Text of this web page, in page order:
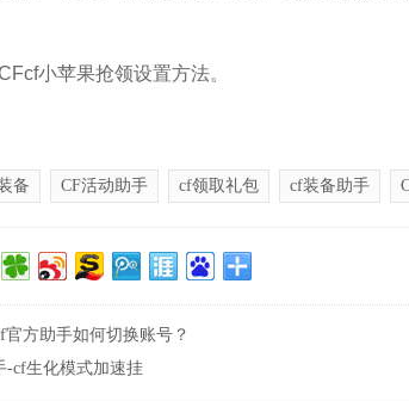
小苹果抢领设置方法。
备 CF活动助手 cf领取礼包 cf装备助手
方助手如何切换账号？
-cf生化模式加速挂